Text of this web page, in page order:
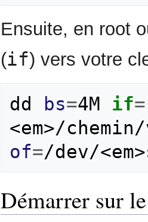
Ensuite, en root
(if) vers votre
dd bs=4M if=
of=/dev/
Démarrer sur